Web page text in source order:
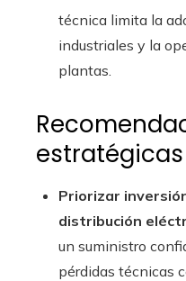
técnica limita la
industriales y la
plantas.
estratégicas
Priorizar
distribución
un suministro
pérdidas técnicas